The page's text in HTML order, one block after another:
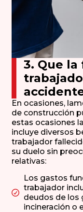
3. Que
En ocasiones,
de construcción
estas ocasiones
incluye diversos
trabajador
su duelo sin
relativas:
Los gastos
trabajador
deudos de los
incineración o